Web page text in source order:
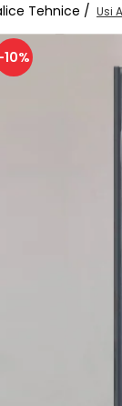
Tehnice / Usi